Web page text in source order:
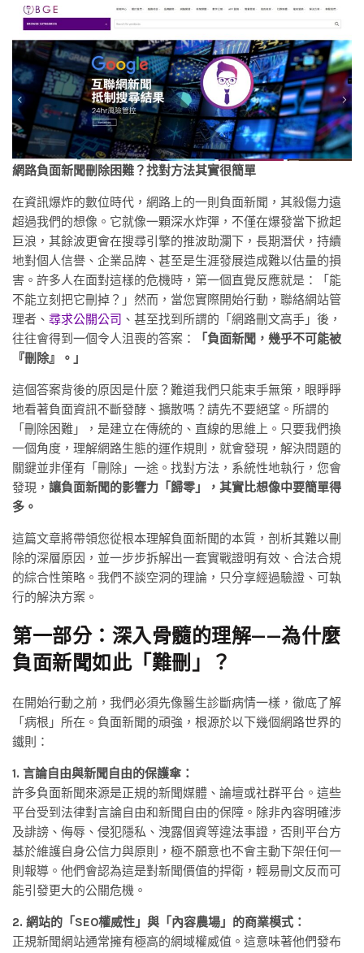
網路負面新聞刪除困難？找對方法其實很簡單
在資訊爆炸的數位時代，網路上的一則負面新聞，其殺傷力遠
超過我們的想像。它就像一顆深水炸彈，不僅在爆發當下掀起
巨浪，其餘波更會在搜尋引擎的推波助瀾下，長期潛伏，持續
地對個人信譽、企業品牌、甚至是生涯發展造成難以估量的損
害。許多人在面對這樣的危機時，第一個直覺反應就是：「能
不能立刻把它刪掉？」然而，當您實際開始行動，聯絡網站管
理者、 尋求公關公司 、甚至找到所謂的「網路刪文高手」後，
往往會得到一個令人沮喪的答案：
「負面新聞，幾乎不可能被
『刪除』。」
這個答案背後的原因是什麼？難道我們只能束手無策，眼睜睜
地看著負面資訊不斷發酵、擴散嗎？請先不要絕望。所謂的
「刪除困難」，是建立在傳統的、直線的思維上。只要我們換
一個角度，理解網路生態的運作規則，就會發現，解決問題的
關鍵並非僅有「刪除」一途。找對方法，系統性地執行，您會
發現， 讓負面新聞的影響力「歸零」，其實比想像中要簡單得
多。
這篇文章將帶領您從根本理解負面新聞的本質，剖析其難以刪
除的深層原因，並一步步拆解出一套實戰證明有效、合法合規
的綜合性策略。我們不談空洞的理論，只分享經過驗證、可執
行的解決方案。
第一部分：深入骨髓的理解——為什麼
負面新聞如此「難刪」？
在開始行動之前，我們必須先像醫生診斷病情一樣，徹底了解
「病根」所在。負面新聞的頑強，根源於以下幾個網路世界的
鐵則：
1. 言論自由與新聞自由的保護傘：
許多負面新聞來源是正規的新聞媒體、論壇或社群平台。這些
平台受到法律對言論自由和新聞自由的保障。除非內容明確涉
及誹謗、侮辱、侵犯隱私、洩露個資等違法事證，否則平台方
基於維護自身公信力與原則，極不願意也不會主動下架任何一
則報導。他們會認為這是對新聞價值的捍衛，輕易刪文反而可
能引發更大的公關危機。
2. 網站的「SEO權威性」與「內容農場」的商業模式：
正規新聞網站通常擁有極高的網域權威值。這意味著他們發布